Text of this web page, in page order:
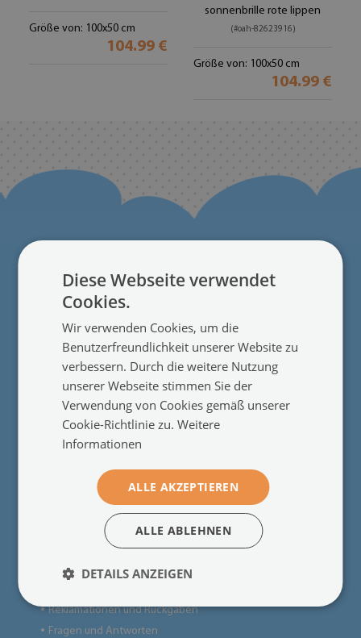
Größe von: 100x50 cm
104.99 €
sonnenbrille rote lippen
(#oah-82623916)
Größe von: 100x50 cm
104.99 €
Für Kunden
Über uns
Kundenrezensionen
Impressum
Produkte nach Maß
Nützliche Informationen
Das Recht zum Rücktritt vom Vertrag
Lieferung
● Reklamationen und Rückgaben
● Fragen und Antworten
Diese Webseite verwendet
Cookies.
Wir verwenden Cookies, um die
Benutzerfreundlichkeit unserer Website zu
verbessern. Durch die weitere Nutzung
unserer Webseite stimmen Sie der
Verwendung von Cookies gemäß unserer
Cookie-Richtlinie zu.Weitere
Informationen
ALLE AKZEPTIEREN
ALLE ABLEHNEN
DETAILS ANZEIGEN